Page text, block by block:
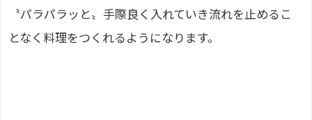
〝パラパラッと〟手際良く入れていき流れを止めるこ
となく料理をつくれるようになります。